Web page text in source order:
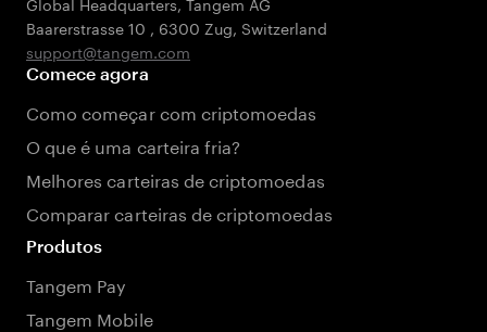
Baarerstrasse 10 , 6300 Zug, Switzerland
support@tangem.com
Comece agora
Como começar com criptomoedas
O que é uma carteira fria?
Melhores carteiras de criptomoedas
Comparar carteiras de criptomoedas
Produtos
Tangem Pay
Tangem Mobile